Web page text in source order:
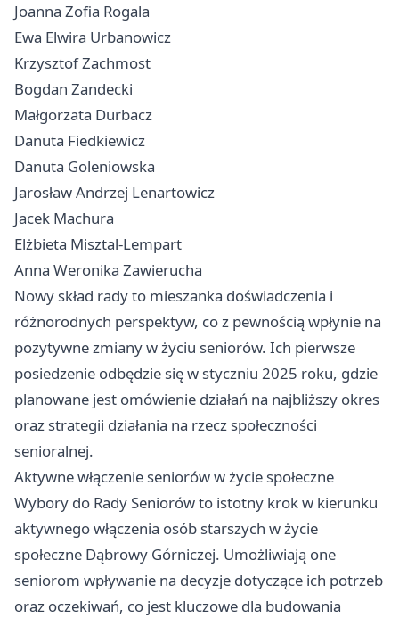
Joanna Zofia Rogala
Ewa Elwira Urbanowicz
Krzysztof Zachmost
Bogdan Zandecki
Małgorzata Durbacz
Danuta Fiedkiewicz
Danuta Goleniowska
Jarosław Andrzej Lenartowicz
Jacek Machura
Elżbieta Misztal-Lempart
Anna Weronika Zawierucha
Nowy skład rady to mieszanka doświadczenia i
różnorodnych perspektyw, co z pewnością wpłynie na
pozytywne zmiany w życiu seniorów. Ich pierwsze
posiedzenie odbędzie się w styczniu 2025 roku, gdzie
planowane jest omówienie działań na najbliższy okres
oraz strategii działania na rzecz społeczności
senioralnej.
Aktywne włączenie seniorów w życie społeczne
Wybory do Rady Seniorów to istotny krok w kierunku
aktywnego włączenia osób starszych w życie
społeczne Dąbrowy Górniczej. Umożliwiają one
seniorom wpływanie na decyzje dotyczące ich potrzeb
oraz oczekiwań, co jest kluczowe dla budowania